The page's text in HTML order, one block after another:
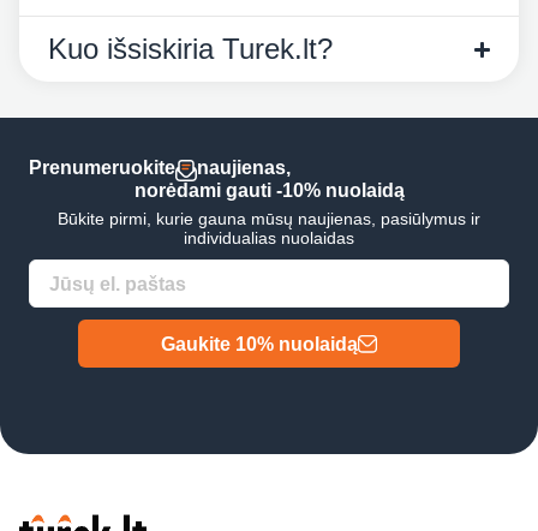
Kuo išsiskiria Turek.lt?
Prenumeruokite
naujienas,
norėdami gauti -10% nuolaidą
Būkite pirmi, kurie gauna mūsų naujienas, pasiūlymus ir
individualias nuolaidas
Gaukite 10% nuolaidą